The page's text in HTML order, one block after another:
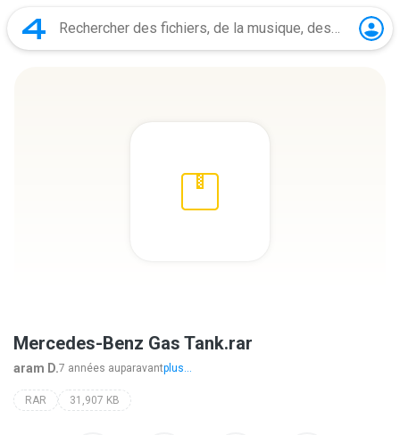
Mercedes-Benz Gas Tank.rar
aram D.7 années auparavantplus...
RAR 31,907 KB